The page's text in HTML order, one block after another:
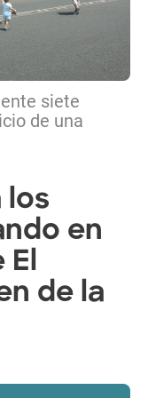
siete
de una
los
en
El
de la